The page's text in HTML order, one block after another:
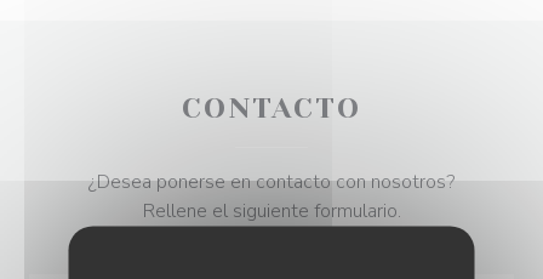
CONTACTO
¿Desea ponerse en contacto con nosotros?
Rellene el siguiente formulario.